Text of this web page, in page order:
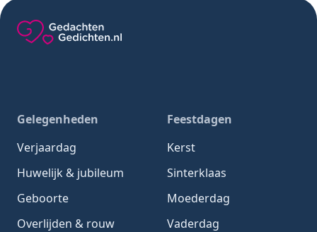
Gelegenheden
Verjaardag
Huwelijk & jubileum
Geboorte
Overlijden & rouw
Feestdagen
Kerst
Sinterklaas
Moederdag
Vaderdag